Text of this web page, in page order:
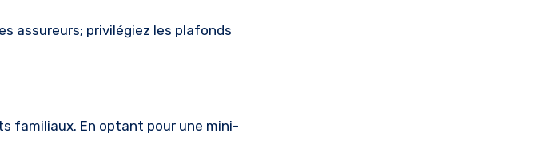
assureurs; privilégiez les plafonds
familiaux. En optant pour une mini-